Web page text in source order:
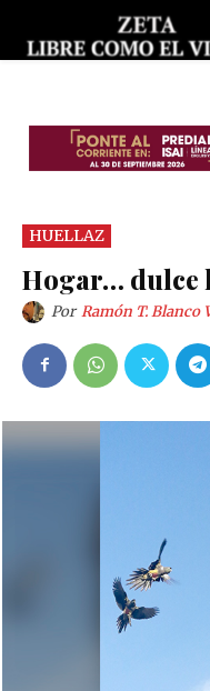
HUELLAZ
Hogar… dulce
Por Ramón T. Blanco